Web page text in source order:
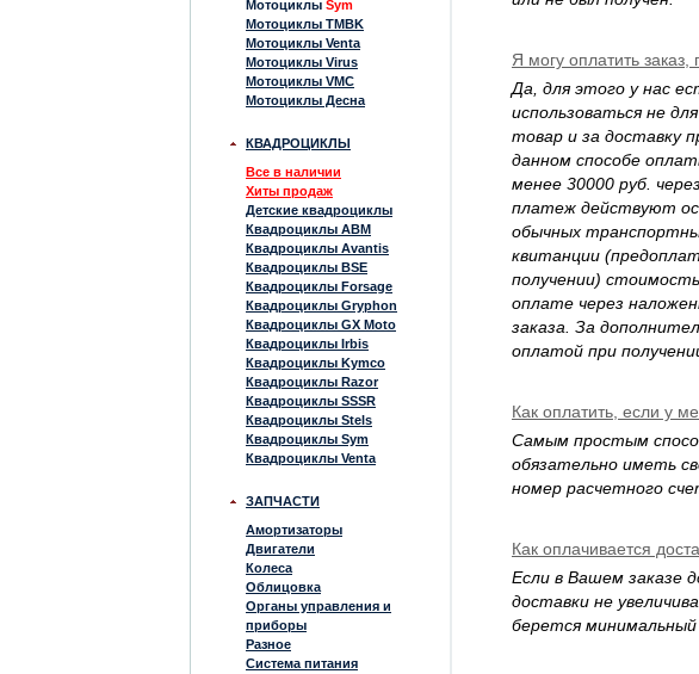
Мотоциклы Sym
Мотоциклы TMBK
Мотоциклы Venta
Мотоциклы Virus
Мотоциклы VMC
Мотоциклы Десна
КВАДРОЦИКЛЫ
Все в наличии
Хиты продаж
Детские квадроциклы
Квадроциклы ABM
Квадроциклы Avantis
Квадроциклы BSE
Квадроциклы Forsage
Квадроциклы Gryphon
Квадроциклы GX Moto
Квадроциклы Irbis
Квадроциклы Kymco
Квадроциклы Razor
Квадроциклы SSSR
Квадроциклы Stels
Квадроциклы Sym
Квадроциклы Venta
ЗАПЧАСТИ
Амортизаторы
Двигатели
Колеса
Облицовка
Органы управления и
приборы
Разное
Система питания
Я могу оплатить
Да, для этого у нас
использоваться не
товар и за доставку
данном способе
менее 30000 руб.
платеж действуют
обычных
квитанции
получении)
оплате через
заказа. За
оплатой при
Как оплатить, если у
Самым простым
обязательно иметь
номер расчетного
Как оплачивается
Если в Вашем заказе
доставки не
берется